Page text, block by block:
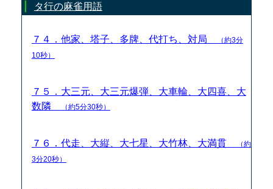
タ行の麻雀用語
７４．他家、塔子、多牌、代打ち、対局
（約3分
10秒）
７５．大三元、大三元爆弾、大車輪、大四喜、大
数隣
（約5分30秒）
７６．代走、大縦、大七星、大竹林、大満貫
（約
3分20秒）